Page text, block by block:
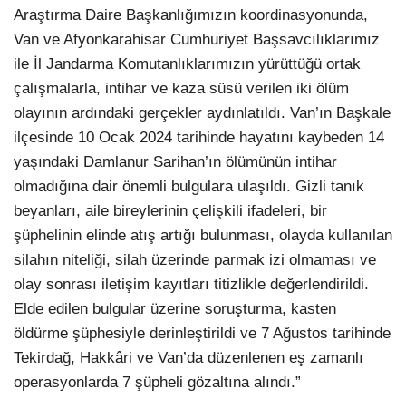
Araştırma Daire Başkanlığımızın koordinasyonunda,
Van ve Afyonkarahisar Cumhuriyet Başsavcılıklarımız
ile İl Jandarma Komutanlıklarımızın yürüttüğü ortak
çalışmalarla, intihar ve kaza süsü verilen iki ölüm
olayının ardındaki gerçekler aydınlatıldı. Van’ın Başkale
ilçesinde 10 Ocak 2024 tarihinde hayatını kaybeden 14
yaşındaki Damlanur Sarihan’ın ölümünün intihar
olmadığına dair önemli bulgulara ulaşıldı. Gizli tanık
beyanları, aile bireylerinin çelişkili ifadeleri, bir
şüphelinin elinde atış artığı bulunması, olayda kullanılan
silahın niteliği, silah üzerinde parmak izi olmaması ve
olay sonrası iletişim kayıtları titizlikle değerlendirildi.
Elde edilen bulgular üzerine soruşturma, kasten
öldürme şüphesiyle derinleştirildi ve 7 Ağustos tarihinde
Tekirdağ, Hakkâri ve Van’da düzenlenen eş zamanlı
operasyonlarda 7 şüpheli gözaltına alındı.”